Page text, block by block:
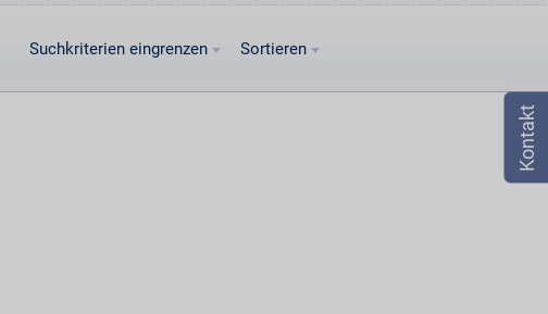
Suchkriterien eingrenzen Sortieren